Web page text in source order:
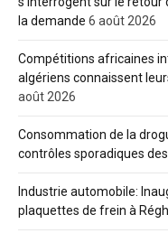
la demande 6 août 2026
Compétitions africaines
algériens connaissent
août 2026
Consommation de la
contrôles sporadiques
Industrie automobile:
plaquettes de frein à